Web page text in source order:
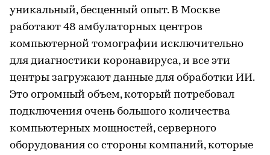
уникальный, бесценный опыт. В Москве
работают 48 амбулаторных центров
компьютерной томографии исключительно
для диагностики коронавируса, и все эти
центры загружают данные для обработки ИИ.
Это огромный объем, который потребовал
подключения очень большого количества
компьютерных мощностей, серверного
оборудования со стороны компаний, которые